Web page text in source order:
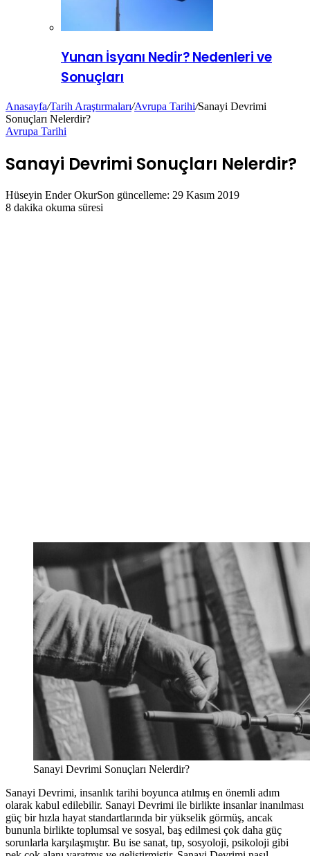
Yunan İsyanı Nedir? Nedenleri ve
Sonuçları
Anasayfa/Tarih Araştırmaları/Avrupa Tarihi/Sanayi Devrimi
Sonuçları Nelerdir?
Avrupa Tarihi
Sanayi Devrimi Sonuçları Nelerdir?
Hüseyin Ender OkurSon güncelleme: 29 Kasım 2019
8 dakika okuma süresi
Sanayi Devrimi Sonuçları Nelerdir?
Sanayi Devrimi, insanlık tarihi boyunca atılmış en önemli adım
olarak kabul edilebilir. Sanayi Devrimi ile birlikte insanlar inanılması
güç bir hızla hayat standartlarında bir yükselik görmüş, ancak
bununla birlikte toplumsal ve sosyal, baş edilmesi çok daha güç
sorunlarla karşılaşmıştır. Bu ise sanat, tıp, sosyoloji, psikoloji gibi